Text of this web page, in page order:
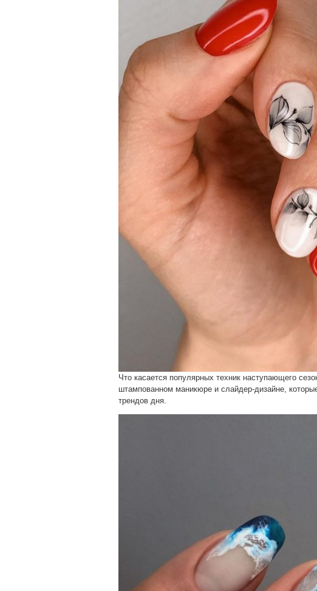
Что касается популярных техник наступающего
штампованном маникюре и слайдер-дизайне,
трендов дня.